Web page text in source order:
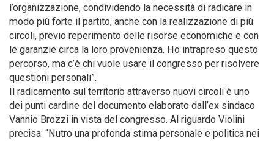
l’organizzazione, condividendo la necessità di radicare in
modo più forte il partito, anche con la realizzazione di più
circoli, previo reperimento delle risorse economiche e con
le garanzie circa la loro provenienza. Ho intrapreso questo
percorso, ma c’è chi vuole usare il congresso per risolvere
questioni personali”.
Il radicamento sul territorio attraverso nuovi circoli è uno
dei punti cardine del documento elaborato dall’ex sindaco
Vannio Brozzi in vista del congresso. Al riguardo Violini
precisa: “Nutro una profonda stima personale e politica nei